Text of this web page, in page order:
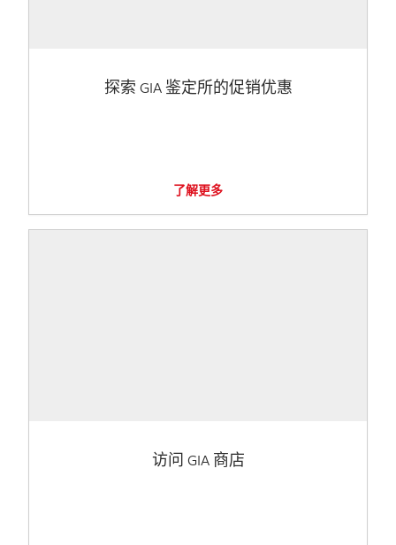
探索 GIA 鉴定所的促销优惠
了解更多
访问 GIA 商店